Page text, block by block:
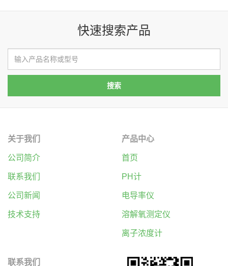
快速搜索产品
关于我们
公司简介
联系我们
公司新闻
技术支持
产品中心
首页
PH计
电导率仪
溶解氧测定仪
离子浓度计
联系我们